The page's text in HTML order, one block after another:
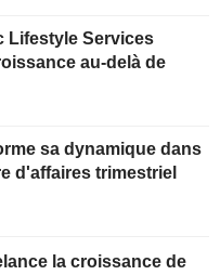
Lifestyle Services
au-delà de
sa dynamique dans
d'affaires trimestriel
la croissance de